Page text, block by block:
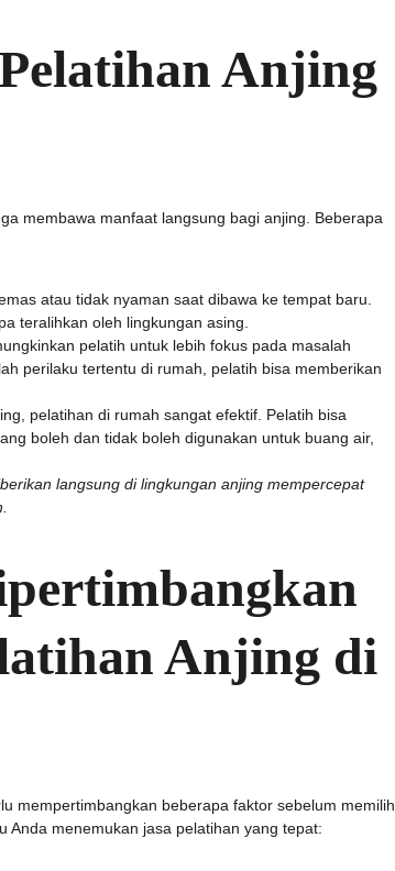
Anjing
membawa manfaat langsung bagi anjing. Beberapa
atau tidak nyaman saat dibawa ke tempat baru.
teralihkan oleh lingkungan asing.
pelatih untuk lebih fokus pada masalah
perilaku tertentu di rumah, pelatih bisa memberikan
pelatihan di rumah sangat efektif. Pelatih bisa
boleh dan tidak boleh digunakan untuk buang air,
langsung di lingkungan anjing mempercepat
Anjing di
mempertimbangkan beberapa faktor sebelum memilih
Anda menemukan jasa pelatihan yang tepat: